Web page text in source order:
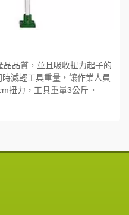
品質，並且吸收扭力起子的
減輕工具重量，讓作業人員
扭力，工具重量3公斤。